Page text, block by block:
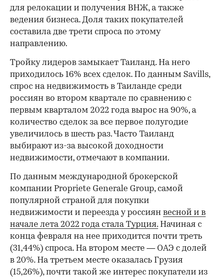
для релокации и получения ВНЖ, а также
ведения бизнеса. Доля таких покупателей
составила две трети спроса по этому
направлению.
Тройку лидеров замыкает Таиланд. На него
приходилось 16% всех сделок. По данным Savills,
спрос на недвижимость в Таиланде среди
россиян во втором квартале по сравнению с
первым кварталом 2022 года вырос на 90%, а
количество сделок за все первое полугодие
увеличилось в шесть раз. Часто Таиланд
выбирают из-за высокой доходности
недвижимости, отмечают в компании.
По данным международной брокерской
компании Propriеtе Gеnеrale Group, самой
популярной страной для покупки
недвижимости и переезда у россиян весной и в
начале лета 2022 года стала Турция. Начиная с
конца февраля на нее приходится почти треть
(31,44%) спроса. На втором месте — ОАЭ с долей
в 20%. На третьем месте оказалась Грузия
(15,26%), почти такой же интерес покупатели из